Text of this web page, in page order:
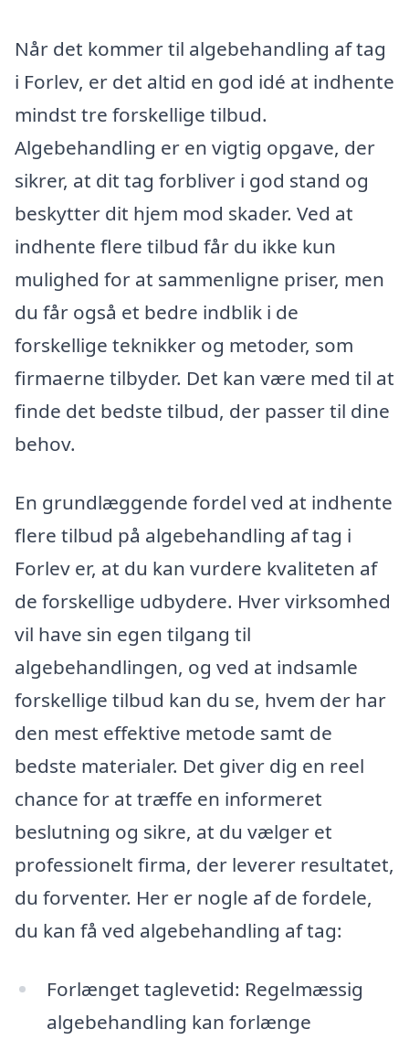
Når det kommer til algebehandling af tag
i Forlev, er det altid en god idé at indhente
mindst tre forskellige tilbud.
Algebehandling er en vigtig opgave, der
sikrer, at dit tag forbliver i god stand og
beskytter dit hjem mod skader. Ved at
indhente flere tilbud får du ikke kun
mulighed for at sammenligne priser, men
du får også et bedre indblik i de
forskellige teknikker og metoder, som
firmaerne tilbyder. Det kan være med til at
finde det bedste tilbud, der passer til dine
behov.
En grundlæggende fordel ved at indhente
flere tilbud på algebehandling af tag i
Forlev er, at du kan vurdere kvaliteten af
de forskellige udbydere. Hver virksomhed
vil have sin egen tilgang til
algebehandlingen, og ved at indsamle
forskellige tilbud kan du se, hvem der har
den mest effektive metode samt de
bedste materialer. Det giver dig en reel
chance for at træffe en informeret
beslutning og sikre, at du vælger et
professionelt firma, der leverer resultatet,
du forventer. Her er nogle af de fordele,
du kan få ved algebehandling af tag:
Forlænget taglevetid: Regelmæssig
algebehandling kan forlænge